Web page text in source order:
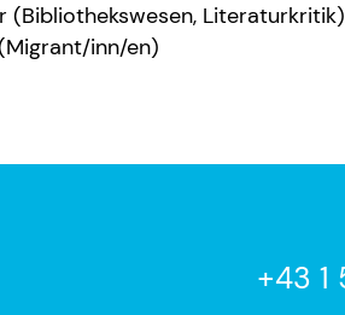
(Bibliothekswesen, Literaturkritik)
inn/en)
+43 1